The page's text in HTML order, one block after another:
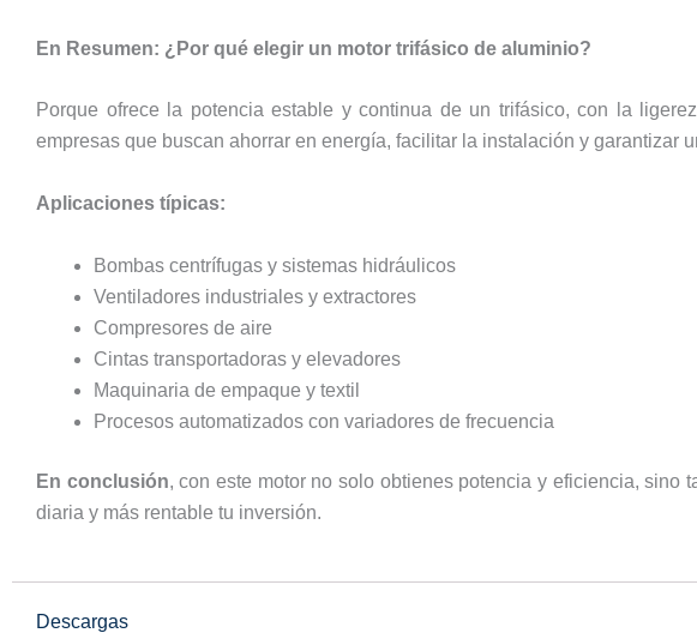
En Resumen: ¿Por qué elegir un motor trifásico de aluminio?
Porque ofrece la potencia estable y continua de un trifásico, con la
empresas que buscan ahorrar en energía, facilitar la instalación y garantizar
Aplicaciones típicas:
Bombas centrífugas y sistemas hidráulicos
Ventiladores industriales y extractores
Compresores de aire
Cintas transportadoras y elevadores
Maquinaria de empaque y textil
Procesos automatizados con variadores de frecuencia
En conclusión, con este motor no solo obtienes potencia y eficiencia, sino
diaria y más rentable tu inversión.
Descargas